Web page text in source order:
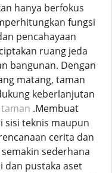
hanya berfokus
fungsi
pencahayaan
ruang jeda
bangunan. Dengan
matang, taman
keberlanjutan
taman .Membuat
sisi teknis maupun
cerita dan
sederhana
dan pustaka aset